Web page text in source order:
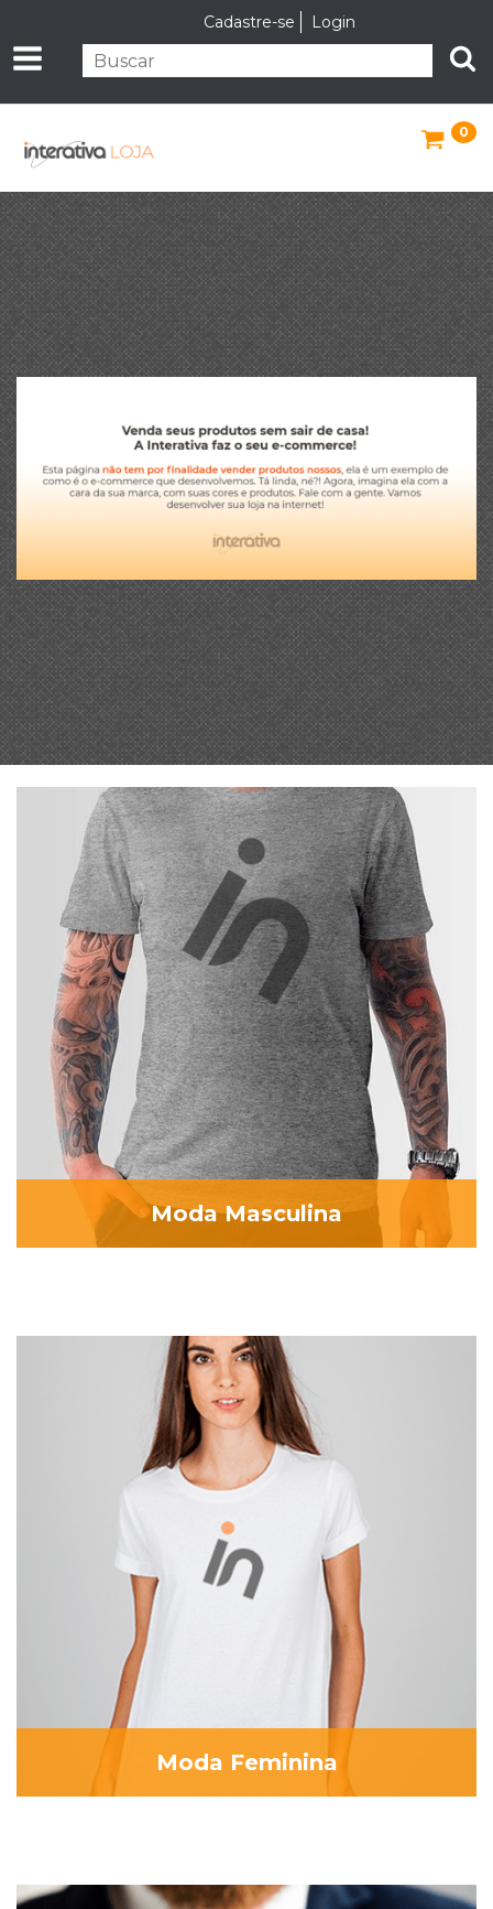
Cadastre-se Login
0
Moda Masculina
Moda Feminina